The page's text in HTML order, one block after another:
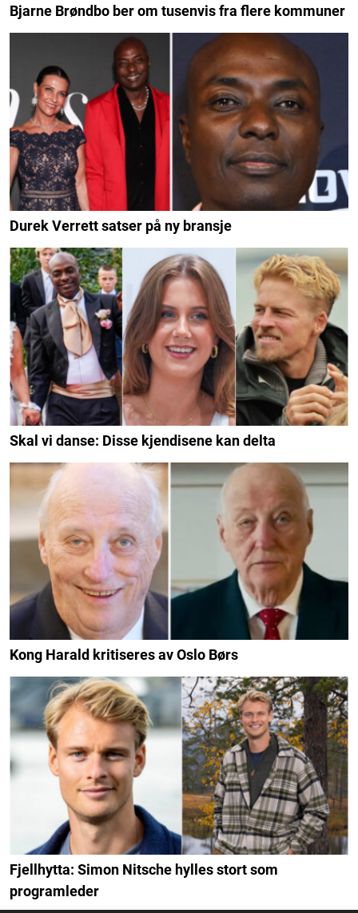
Bjarne Brøndbo ber om tusenvis fra flere kommuner
Durek Verrett satser på ny bransje
Skal vi danse: Disse kjendisene kan delta
Kong Harald kritiseres av Oslo Børs
Fjellhytta: Simon Nitsche hylles stort som
programleder